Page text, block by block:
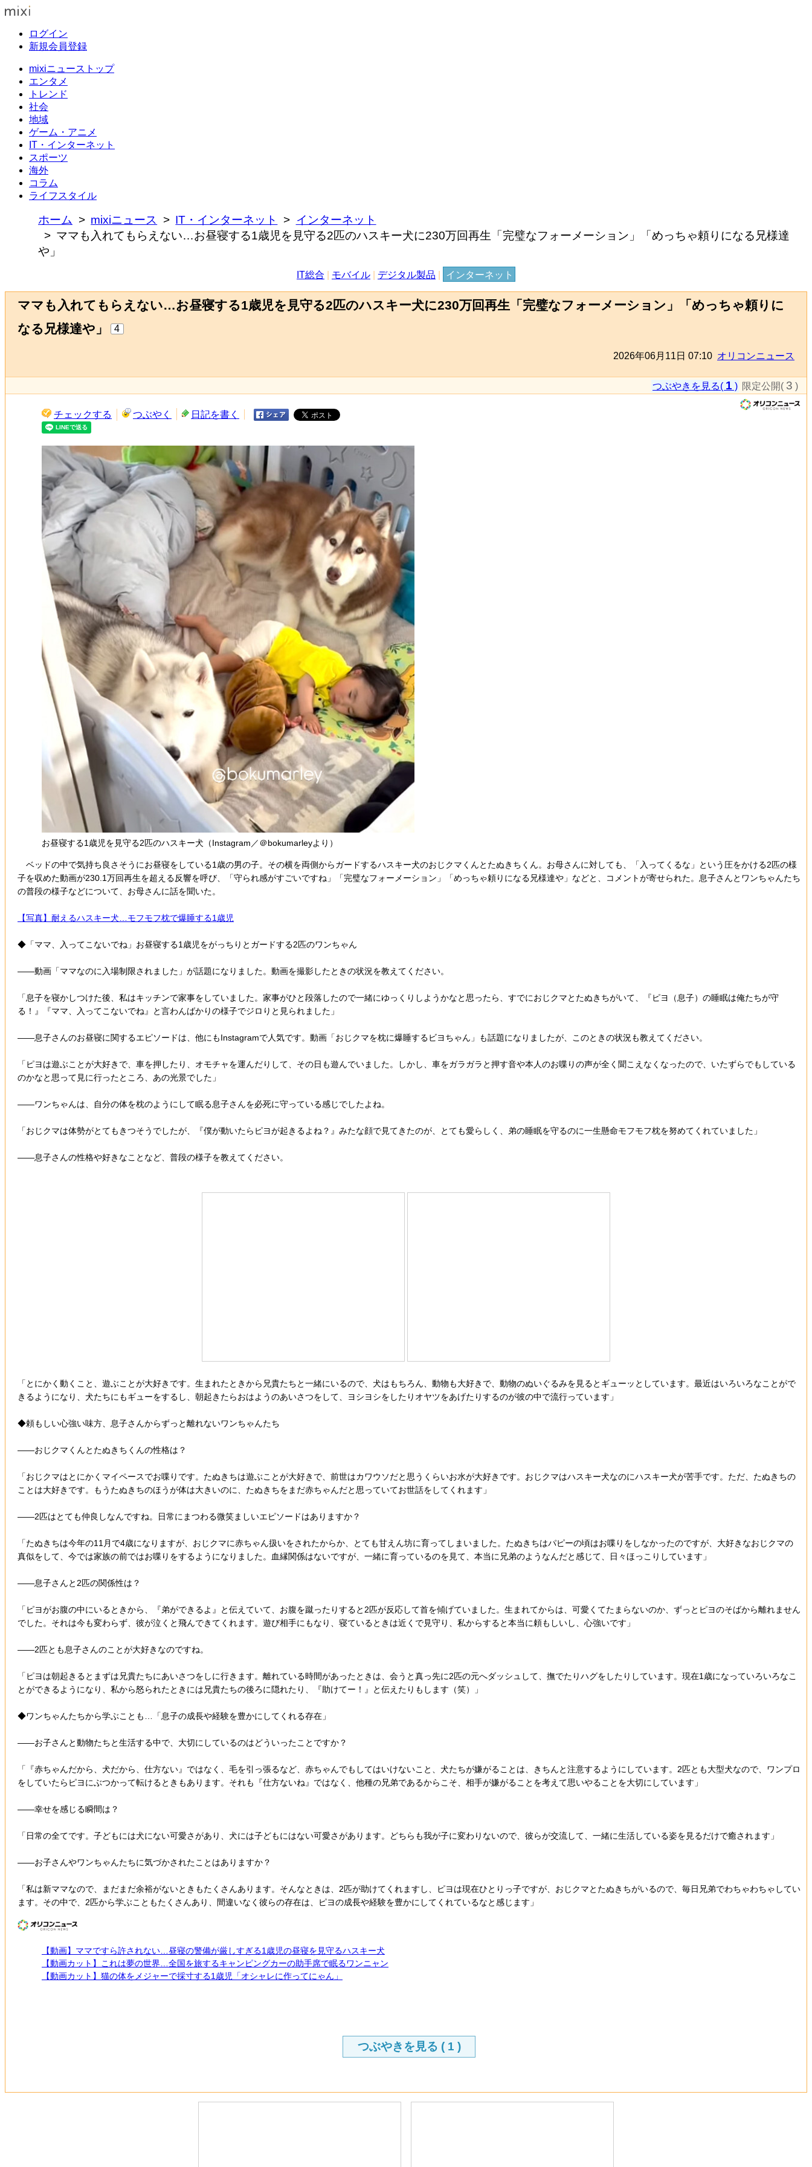
ログイン
新規会員登録
mixiニューストップ
エンタメ
トレンド
社会
地域
ゲーム・アニメ
IT・インターネット
スポーツ
海外
コラム
ライフスタイル
ホーム mixiニュース IT・インターネット
インターネット
ママも入れてもらえない…お昼寝する1歳児を見守る2匹のハスキー犬に230万回再生「完璧なフォーメーション」「めっちゃ頼りになる兄様達
や」
IT総合 モバイル デジタル製品 インターネット
ママも入れてもらえない…お昼寝する1歳児を見守る2匹のハスキー犬に230万回再生「完璧なフォーメーション」「めっちゃ頼りに
なる兄様達や」
4
2026年06月11日 07:10 オリコンニュース
つぶやきを見る( 1 ) 限定公開( 3 )
チェックする つぶやく 日記を書く
お昼寝する1歳児を見守る2匹のハスキー犬（Instagram／＠bokumarleyより）
ベッドの中で気持ち良さそうにお昼寝をしている1歳の男の子。その横を両側からガードするハスキー犬のおじクマくんとたぬきちくん。お母さんに対しても、「入ってくるな」という圧をかける2匹の様
子を収めた動画が230.1万回再生を超える反響を呼び、「守られ感がすごいですね」「完璧なフォーメーション」「めっちゃ頼りになる兄様達や」などと、コメントが寄せられた。息子さんとワンちゃんたち
の普段の様子などについて、お母さんに話を聞いた。
【写真】耐えるハスキー犬…モフモフ枕で爆睡する1歳児
◆「ママ、入ってこないでね」お昼寝する1歳児をがっちりとガードする2匹のワンちゃん
――動画「ママなのに入場制限されました」が話題になりました。動画を撮影したときの状況を教えてください。
「息子を寝かしつけた後、私はキッチンで家事をしていました。家事がひと段落したので一緒にゆっくりしようかなと思ったら、すでにおじクマとたぬきちがいて、『ピヨ（息子）の睡眠は俺たちが守
る！』『ママ、入ってこないでね』と言わんばかりの様子でジロりと見られました」
――息子さんのお昼寝に関するエピソードは、他にもInstagramで人気です。動画「おじクマを枕に爆睡するビヨちゃん」も話題になりましたが、このときの状況も教えてください。
「ピヨは遊ぶことが大好きで、車を押したり、オモチャを運んだりして、その日も遊んでいました。しかし、車をガラガラと押す音や本人のお喋りの声が全く聞こえなくなったので、いたずらでもしている
のかなと思って見に行ったところ、あの光景でした」
――ワンちゃんは、自分の体を枕のようにして眠る息子さんを必死に守っている感じでしたよね。
「おじクマは体勢がとてもきつそうでしたが、『僕が動いたらピヨが起きるよね？』みたな顔で見てきたのが、とても愛らしく、弟の睡眠を守るのに一生懸命モフモフ枕を努めてくれていました」
――息子さんの性格や好きなことなど、普段の様子を教えてください。
「とにかく動くこと、遊ぶことが大好きです。生まれたときから兄貴たちと一緒にいるので、犬はもちろん、動物も大好きで、動物のぬいぐるみを見るとギューッとしています。最近はいろいろなことがで
きるようになり、犬たちにもギューをするし、朝起きたらおはようのあいさつをして、ヨシヨシをしたりオヤツをあげたりするのが彼の中で流行っています」
◆頼もしい心強い味方、息子さんからずっと離れないワンちゃんたち
――おじクマくんとたぬきちくんの性格は？
「おじクマはとにかくマイペースでお喋りです。たぬきちは遊ぶことが大好きで、前世はカワウソだと思うくらいお水が大好きです。おじクマはハスキー犬なのにハスキー犬が苦手です。ただ、たぬきちの
ことは大好きです。もうたぬきちのほうが体は大きいのに、たぬきちをまだ赤ちゃんだと思っていてお世話をしてくれます」
――2匹はとても仲良しなんですね。日常にまつわる微笑ましいエピソードはありますか？
「たぬきちは今年の11月で4歳になりますが、おじクマに赤ちゃん扱いをされたからか、とても甘えん坊に育ってしまいました。たぬきちはパピーの頃はお喋りをしなかったのですが、大好きなおじクマの
真似をして、今では家族の前ではお喋りをするようになりました。血縁関係はないですが、一緒に育っているのを見て、本当に兄弟のようなんだと感じて、日々ほっこりしています」
――息子さんと2匹の関係性は？
「ピヨがお腹の中にいるときから、『弟ができるよ』と伝えていて、お腹を蹴ったりすると2匹が反応して首を傾げていました。生まれてからは、可愛くてたまらないのか、ずっとピヨのそばから離れません
でした。それは今も変わらず、彼が泣くと飛んできてくれます。遊び相手にもなり、寝ているときは近くで見守り、私からすると本当に頼もしいし、心強いです」
――2匹とも息子さんのことが大好きなのですね。
「ピヨは朝起きるとまずは兄貴たちにあいさつをしに行きます。離れている時間があったときは、会うと真っ先に2匹の元へダッシュして、撫でたりハグをしたりしています。現在1歳になっていろいろなこ
とができるようになり、私から怒られたときには兄貴たちの後ろに隠れたり、『助けてー！』と伝えたりもします（笑）」
◆ワンちゃんたちから学ぶことも…「息子の成長や経験を豊かにしてくれる存在」
――お子さんと動物たちと生活する中で、大切にしているのはどういったことですか？
「『赤ちゃんだから、犬だから、仕方ない』ではなく、毛を引っ張るなど、赤ちゃんでもしてはいけないこと、犬たちが嫌がることは、きちんと注意するようにしています。2匹とも大型犬なので、ワンプロ
をしていたらピヨにぶつかって転けるときもあります。それも『仕方ないね』ではなく、他種の兄弟であるからこそ、相手が嫌がることを考えて思いやることを大切にしています」
――幸せを感じる瞬間は？
「日常の全てです。子どもには犬にない可愛さがあり、犬には子どもにはない可愛さがあります。どちらも我が子に変わりないので、彼らが交流して、一緒に生活している姿を見るだけで癒されます」
――お子さんやワンちゃんたちに気づかされたことはありますか？
「私は新ママなので、まだまだ余裕がないときもたくさんあります。そんなときは、2匹が助けてくれますし、ピヨは現在ひとりっ子ですが、おじクマとたぬきちがいるので、毎日兄弟でわちゃわちゃしてい
ます。その中で、2匹から学ぶこともたくさんあり、間違いなく彼らの存在は、ピヨの成長や経験を豊かにしてくれているなと感じます」
【動画】ママですら許されない…昼寝の警備が厳しすぎる1歳児の昼寝を見守るハスキー犬
【動画カット】これは夢の世界…全国を旅するキャンピングカーの助手席で眠るワンニャン
【動画カット】猫の体をメジャーで採寸する1歳児「オシャレに作ってにゃん」
つぶやきを見る ( 1 )